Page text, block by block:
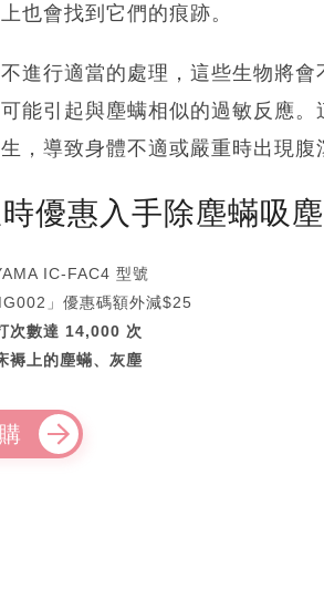
也會找到它們的痕跡。
進行適當的處理，這些生物將
能引起與塵螨相似的過敏反應
，導致身體不適或嚴重時出現腹
優惠入手除塵蟎吸
IC-FAC4 型號
」優惠碼額外減$25
次數達 14,000 次
褥上的塵蟎、灰塵